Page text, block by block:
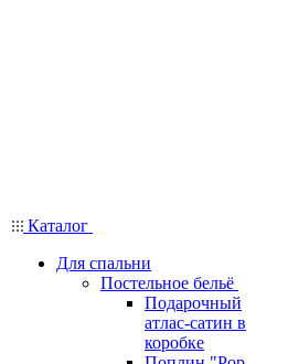
Каталог
Для спальни
Постельное бельё
Подарочный
атлас-сатин в
коробке